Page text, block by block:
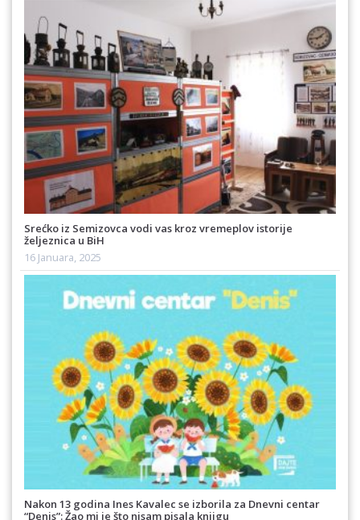
Srećko iz Semizovca vodi vas kroz vremeplov istorije
željeznica u BiH
16 Januara, 2025
Nakon 13 godina Ines Kavalec se izborila za Dnevni centar
“Denis”: Žao mi je što nisam pisala knjigu